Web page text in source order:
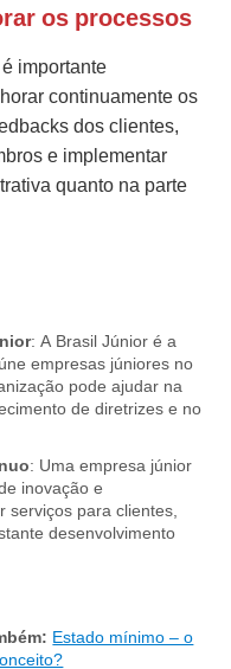
os processos
importante
continuamente os
dos clientes,
e implementar
quanto na parte
: A Brasil Júnior é a
empresas júniores no
pode ajudar na
de diretrizes e no
: Uma empresa júnior
inovação e
serviços para clientes,
desenvolvimento
Estado mínimo – o